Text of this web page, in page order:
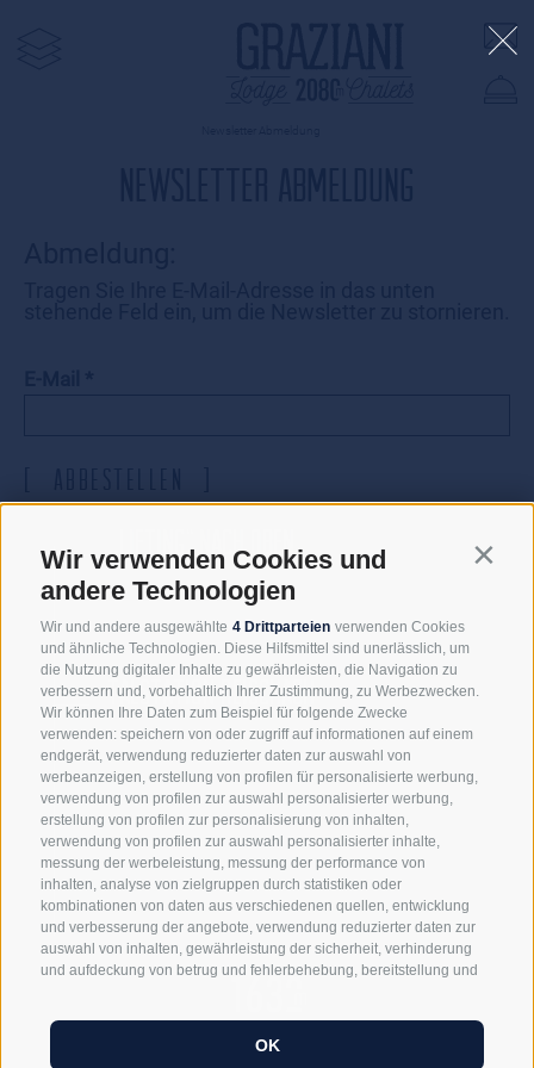
Wir verwenden Cookies und
andere Technologien
Wir und andere ausgewählte 4 Drittparteien verwenden Cookies
und ähnliche Technologien. Diese Hilfsmittel sind unerlässlich, um
die Nutzung digitaler Inhalte zu gewährleisten, die Navigation zu
verbessern und, vorbehaltlich Ihrer Zustimmung, zu Werbezwecken.
Wir können Ihre Daten zum Beispiel für folgende Zwecke
verwenden: speichern von oder zugriff auf informationen auf einem
endgerät, verwendung reduzierter daten zur auswahl von
werbeanzeigen, erstellung von profilen für personalisierte werbung,
verwendung von profilen zur auswahl personalisierter werbung,
erstellung von profilen zur personalisierung von inhalten,
verwendung von profilen zur auswahl personalisierter inhalte,
messung der werbeleistung, messung der performance von
inhalten, analyse von zielgruppen durch statistiken oder
kombinationen von daten aus verschiedenen quellen, entwicklung
und verbesserung der angebote, verwendung reduzierter daten zur
auswahl von inhalten, gewährleistung der sicherheit, verhinderung
und aufdeckung von betrug und fehlerbehebung, bereitstellung und
verschiedener endgeräte, identifikation von endgeräten anhand
OK
STRADA FURCIA, 33- I-39030 ST. VIGIL-KRONPLATZ
INFO@GRAZIANI.BZ-TEL.:+39 0474 501158
NEWSLETTER -DOWNLOADS -SOCIAL WALL -IMPRESSUM
SITEMAP -COOKIE-RICHTLINIE-PRIVACY- Cookie Präferenzen
UID 03014990216-
TALSTATION REISCHACH
„LIFTING“ NACH OBEN